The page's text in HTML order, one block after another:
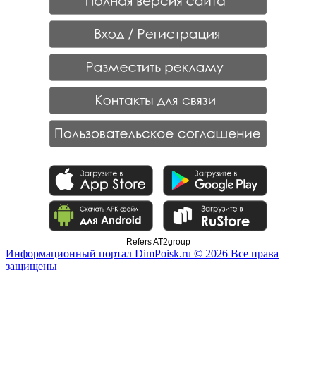
Refers AT2group
Информационный портал DimPoisk.ru © 2026 Все права
защищены